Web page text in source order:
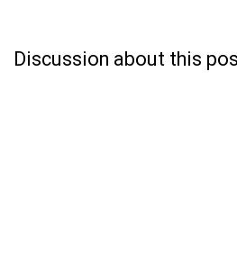
Discussion about this